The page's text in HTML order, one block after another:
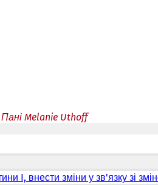
Пані Melanie Uthoff
I, внести зміни у зв'язку зі